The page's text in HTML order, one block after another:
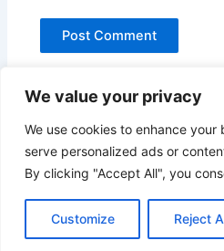
We value your privacy
We use cookies to enhance your
serve personalized ads or
By clicking "Accept All", you
Customize Reject
Copyright © 2026 Not Only
WordPress